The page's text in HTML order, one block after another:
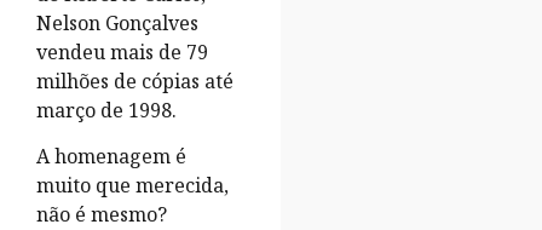
Nelson Gonçalves
vendeu mais de 79
milhões de cópias até
março de 1998.
A homenagem é
muito que merecida,
não é mesmo?